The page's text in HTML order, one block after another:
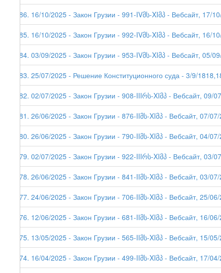
286. 16/10/2025 - Закон Грузии - 991-IVმს-XIმპ - Вебсайт, 17/
285. 16/10/2025 - Закон Грузии - 992-IVმს-XIმპ - Вебсайт, 16/
284. 03/09/2025 - Закон Грузии - 953-IVმს-XIმპ - Вебсайт, 05/
283. 25/07/2025 - Решение Конституционного суда - 3/9/
282. 02/07/2025 - Закон Грузии - 908-IIIრს-XIმპ - Вебсайт, 09/
281. 26/06/2025 - Закон Грузии - 876-IIმს-XIმპ - Вебсайт, 07/
280. 26/06/2025 - Закон Грузии - 790-IIმს-XIმპ - Вебсайт, 04/
279. 02/07/2025 - Закон Грузии - 922-IIIრს-XIმპ - Вебсайт, 03/
278. 26/06/2025 - Закон Грузии - 841-IIმს-XIმპ - Вебсайт, 03/
277. 24/06/2025 - Закон Грузии - 706-IIმს-XIმპ - Вебсайт, 25/
276. 12/06/2025 - Закон Грузии - 681-IIმს-XIმპ - Вебсайт, 16/
275. 13/05/2025 - Закон Грузии - 565-IIმს-XIმპ - Вебсайт, 15/
274. 16/04/2025 - Закон Грузии - 499-IIმს-XIმპ - Вебсайт, 17/